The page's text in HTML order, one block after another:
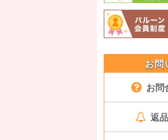
お問
お問
返